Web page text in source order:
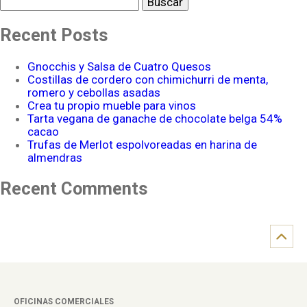
Recent Posts
Gnocchis y Salsa de Cuatro Quesos
Costillas de cordero con chimichurri de menta,
romero y cebollas asadas
Crea tu propio mueble para vinos
Tarta vegana de ganache de chocolate belga 54%
cacao
Trufas de Merlot espolvoreadas en harina de
almendras
Recent Comments
OFICINAS COMERCIALES